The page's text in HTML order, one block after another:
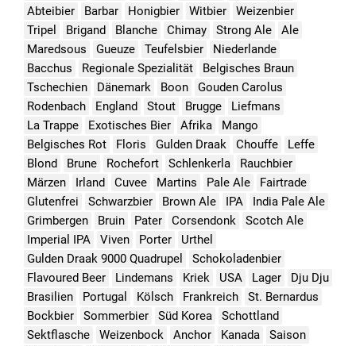
Abteibier
Barbar Honigbier Witbier
Weizenbier
Tripel
Brigand Blanche Chimay Strong Ale
Ale
Maredsous
Gueuze Teufelsbier
Niederlande
Bacchus
Regionale Spezialität
Belgisches Braun
Tschechien
Dänemark Boon
Gouden Carolus
Rodenbach
England Stout Brugge
Liefmans
La Trappe
Exotisches Bier Afrika
Mango
Belgisches Rot
Floris Gulden Draak Chouffe
Leffe
Blond
Brune Rochefort Schlenkerla
Rauchbier
Märzen
Irland Cuvee Martins Pale Ale
Fairtrade
Glutenfrei
Schwarzbier Brown Ale IPA
India Pale Ale
Grimbergen
Bruin Pater Corsendonk
Scotch Ale
Imperial IPA
Viven Porter
Urthel
Gulden Draak 9000 Quadrupel
Schokoladenbier
Flavoured Beer
Lindemans Kriek USA Lager
Dju Dju
Brasilien
Portugal Kölsch Frankreich
St. Bernardus
Bockbier
Sommerbier Süd Korea
Schottland
Sektflasche
Weizenbock Anchor Kanada
Saison